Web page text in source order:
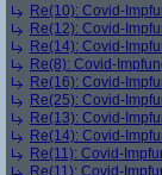
Re(10): Covid-
Re(12): Covid-
Re(14): Covid-
Re(8): Covid-
Re(16): Covid-
Re(25): Covid-
Re(13): Covid-
Re(14): Covid-
Re(11): Covid-
Re(11): Covid-